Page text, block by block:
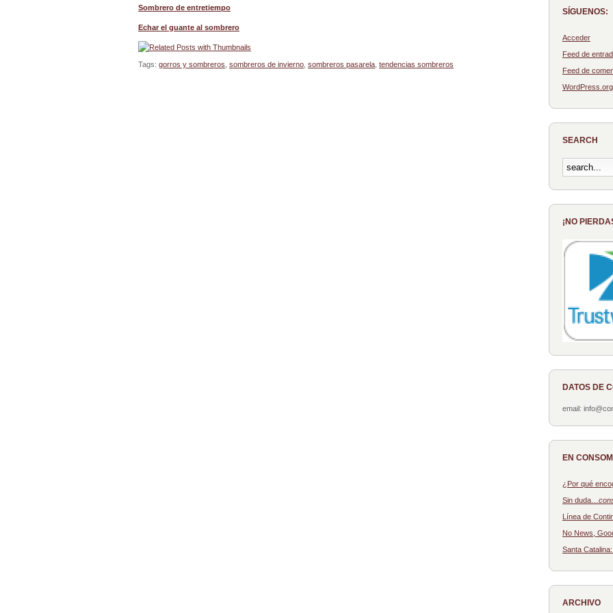
Sombrero de entretiempo
Echar el guante al sombrero
Tags: gorros y sombreros sombreros de invierno sombreros pasarela tendencias sombreros
SÍGUENOS:
Acceder
Feed de
Feed de
WordPress.org
SEARCH
¡NO
DATOS DE
email:
EN
¿Por qué
Sin duda…
Línea de
No News,
Santa
ARCHIVO